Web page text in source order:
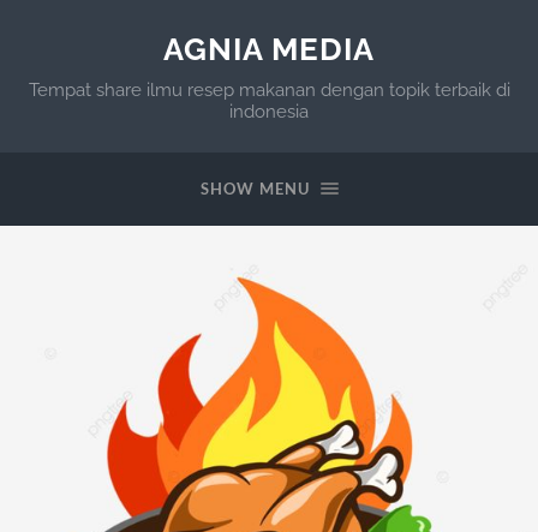
AGNIA MEDIA
Tempat share ilmu resep makanan dengan topik terbaik di
indonesia
SHOW MENU